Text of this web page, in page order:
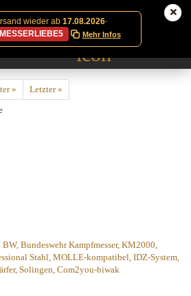
wieder ab 17.08.2026·
Mehr Infos
»
Letzter »